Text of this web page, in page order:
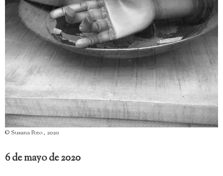
© Susana Pozo , 2020
6 de mayo de 2020